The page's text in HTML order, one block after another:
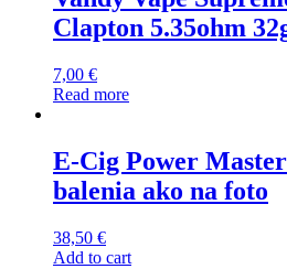
Clapton 5.35ohm
7,00 €
Read more
E-Cig Power
balenia ako na foto
38,50 €
Add to cart